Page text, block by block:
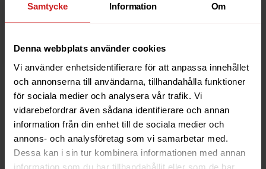
Samtycke Information Om
Denna webbplats använder cookies
Vi använder enhetsidentifierare för att anpassa innehållet
och annonserna till användarna, tillhandahålla funktioner
för sociala medier och analysera vår trafik. Vi
vidarebefordrar även sådana identifierare och annan
information från din enhet till de sociala medier och
annons- och analysföretag som vi samarbetar med.
Dessa kan i sin tur kombinera informationen med annan
information som du har tillhandahållit eller som de har
anledningarna till varför en hemsida är spärrad.
Läs mer
The website you were trying to
reach has been suspended